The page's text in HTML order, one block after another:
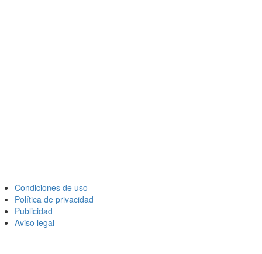
Condiciones de uso
Política de privacidad
Publicidad
Aviso legal